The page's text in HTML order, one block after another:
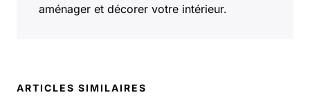
aménager et décorer votre intérieur.
ARTICLES SIMILAIRES